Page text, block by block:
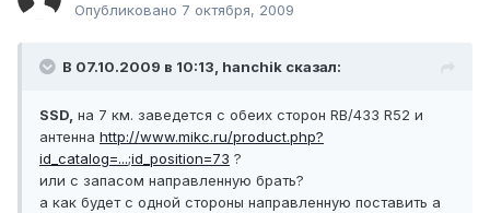
Опубликовано 7 октября, 2009
В 07.10.2009 в 10:13, hanchik сказал:
SSD, на 7 км. заведется с обеих сторон RB/433 R52 и
антенна http://www.mikc.ru/product.php?
id_catalog=...;id_position=73 ?
или с запасом направленную брать?
а как будет с одной стороны направленную поставить а